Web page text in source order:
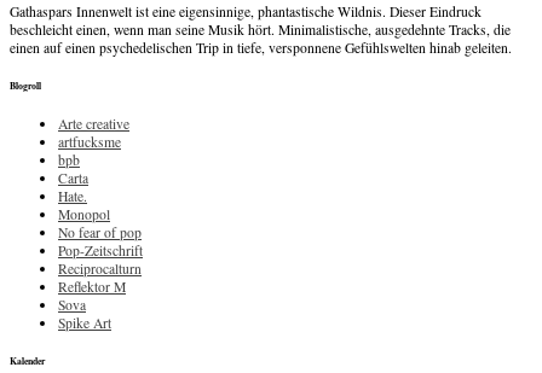
Gathaspars Innenwelt ist eine eigensinnige, phantastische Wildnis. Dieser Eindruck
beschleicht einen, wenn man seine Musik hört. Minimalistische, ausgedehnte Tracks, die
einen auf einen psychedelischen Trip in tiefe, versponnene Gefühlswelten hinab geleiten.
Blogroll
Arte creative
artfucksme
bpb
Carta
Hate.
Monopol
No fear of pop
Pop-Zeitschrift
Reciprocalturn
Reflektor M
Sova
Spike Art
Kalender